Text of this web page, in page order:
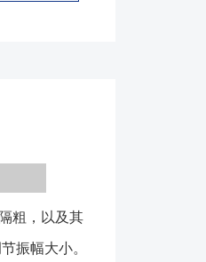
振力则抵消，迫
不锈钢条缝、
接成块状，压紧
角改变设备振
段，提高脱水
粗，以及其
振幅大小。